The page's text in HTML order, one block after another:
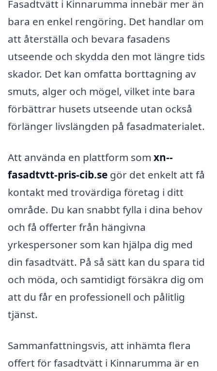
Fasadtvätt i Kinnarumma innebär mer än
bara en enkel rengöring. Det handlar om
att återställa och bevara fasadens
utseende och skydda den mot längre tids
skador. Det kan omfatta borttagning av
smuts, alger och mögel, vilket inte bara
förbättrar husets utseende utan också
förlänger livslängden på fasadmaterialet.
Att använda en plattform som xn--
fasadtvtt-pris-cib.se gör det enkelt att få
kontakt med trovärdiga företag i ditt
område. Du kan snabbt fylla i dina behov
och få offerter från hängivna
yrkespersoner som kan hjälpa dig med
din fasadtvätt. På så sätt kan du spara tid
och möda, och samtidigt försäkra dig om
att du får en professionell och pålitlig
tjänst.
Sammanfattningsvis, att inhämta flera
offert för fasadtvätt i Kinnarumma är en